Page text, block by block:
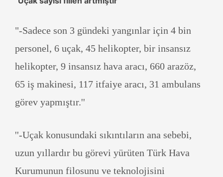
"-Sadece son 3 gündeki yangınlar için 4 bin
personel, 6 uçak, 45 helikopter, bir insansız
helikopter, 9 insansız hava aracı, 660 arazöz,
65 iş makinesi, 117 itfaiye aracı, 31 ambulans
görev yapmıştır.''
''-Uçak konusundaki sıkıntıların ana sebebi,
uzun yıllardır bu görevi yürüten Türk Hava
Kurumunun filosunu ve teknolojisini